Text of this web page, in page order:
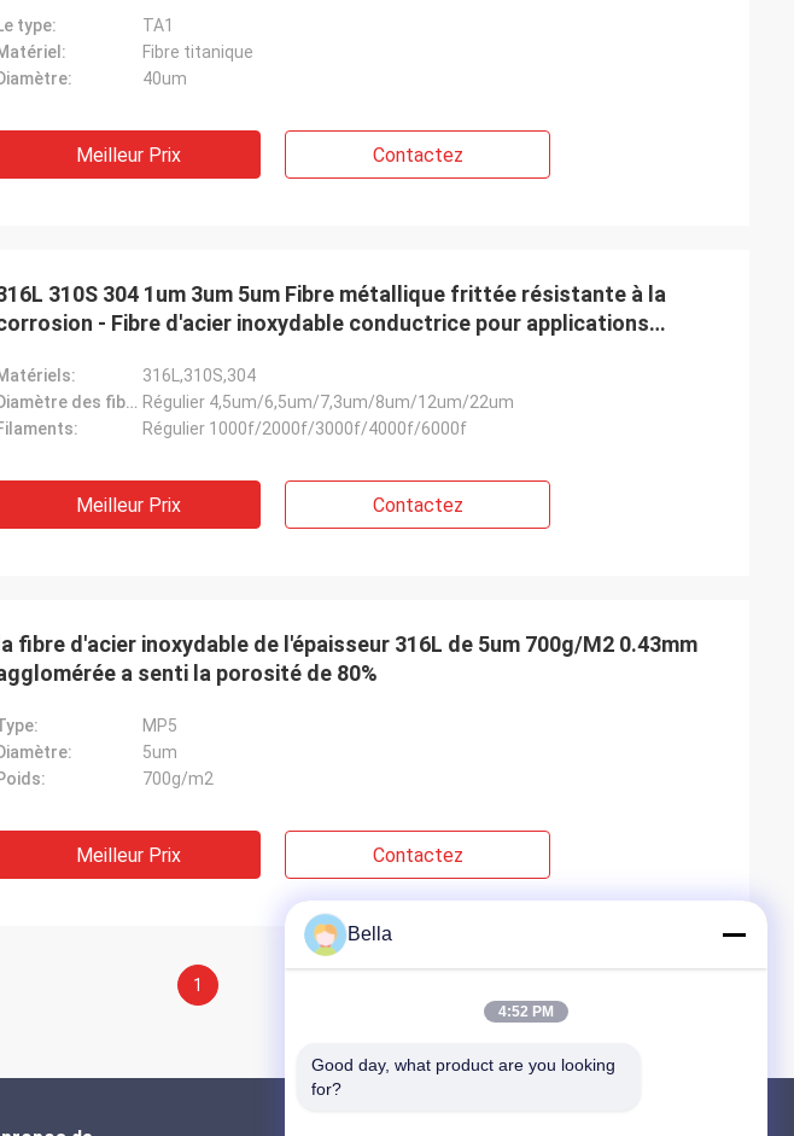
Le type:
TA1
Fibre titanique
40um
Meilleur Prix Contactez
310S 304 1um 3um 5um Fibre métallique frittée résistante à la
- Fibre d'acier inoxydable conductrice pour applications
316L,310S,304
Diamètre des fibres: Régulier 4,5um/6,5um/7,3um/8um/12um/22um
Régulier 1000f/2000f/3000f/4000f/6000f
Meilleur Prix Contactez
la fibre d'acier inoxydable de l'épaisseur 316L de 5um 700g/M2 0.43mm
a senti la porosité de 80%
MP5
5um
700g/m2
Meilleur Prix Contactez
1
Bella
4:52 PM
Good day, what product are you looking
for?